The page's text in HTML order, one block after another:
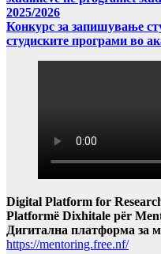
2025/2026
Конкурс за запишување
студиските програми во
Digital Platform for
Platformë Dixhitale për
Дигитална платформа за
https://mentoring.free.nf/